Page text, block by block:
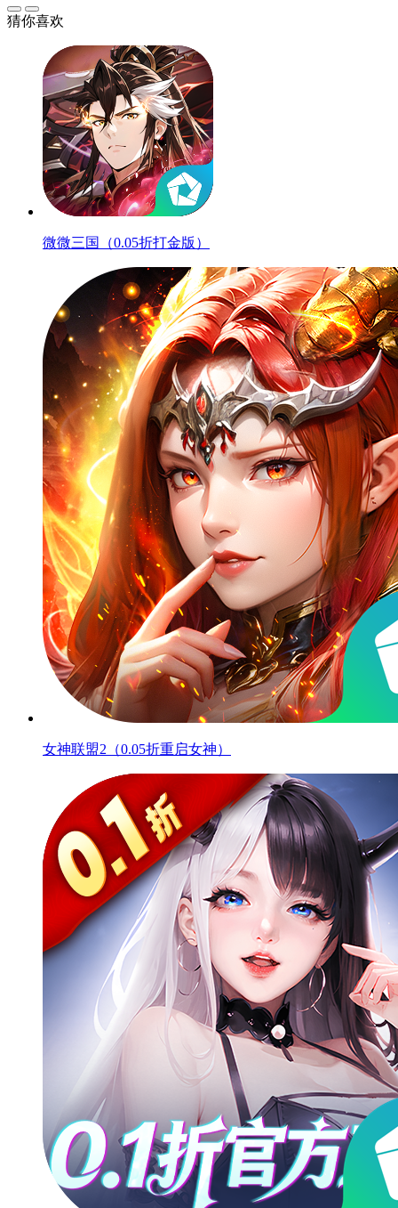
猜你喜欢
微微三国（0.05折打金版）
女神联盟2（0.05折重启女神）